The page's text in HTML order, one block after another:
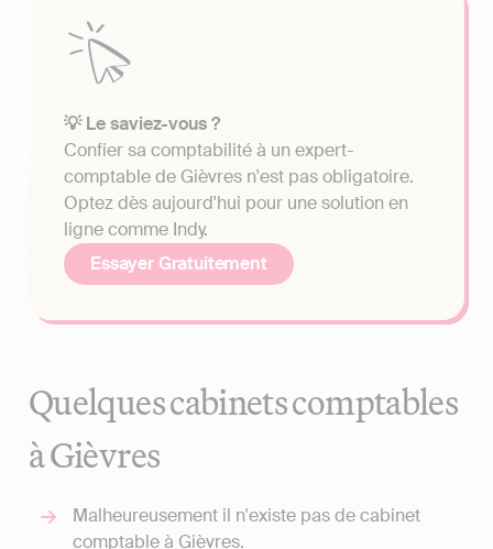
💡 Le saviez-vous ?
Confier sa comptabilité à un expert-
comptable de Gièvres n'est pas obligatoire.
Optez dès aujourd'hui pour une solution en
ligne comme Indy.
Essayer Gratuitement
Quelques cabinets comptables
à Gièvres
Malheureusement il n'existe pas de cabinet
comptable à Gièvres.